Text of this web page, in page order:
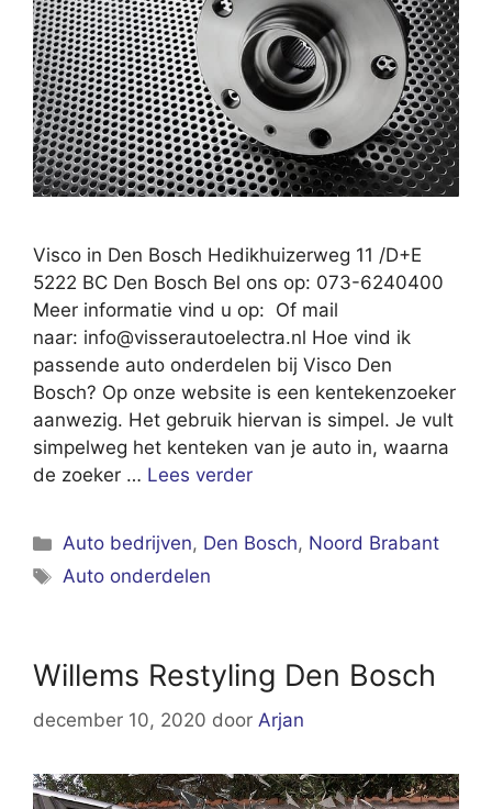
Visco in Den Bosch Hedikhuizerweg 11 /D+E
5222 BC Den Bosch Bel ons op: 073-6240400
Meer informatie vind u op: Of mail
naar: info@visserautoelectra.nl Hoe vind ik
passende auto onderdelen bij Visco Den
Bosch? Op onze website is een kentekenzoeker
aanwezig. Het gebruik hiervan is simpel. Je vult
simpelweg het kenteken van je auto in, waarna
de zoeker … Lees verder
Categorieën
Auto bedrijven, Den Bosch, Noord Brabant
Tags
Auto onderdelen
Willems Restyling Den Bosch
december 10, 2020 door Arjan